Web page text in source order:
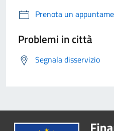
Prenota un
Problemi in città
Segnala disservizio